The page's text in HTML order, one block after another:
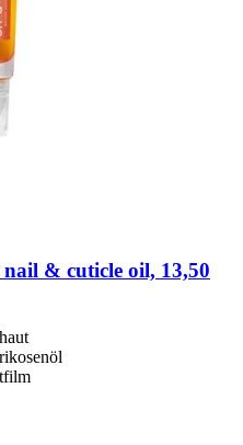
& cuticle oil, 13,50